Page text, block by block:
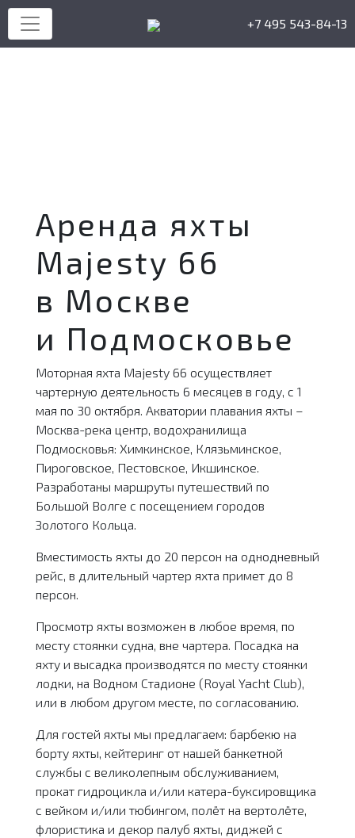
+7 495 543-84-13
Аренда яхты
Majesty 66
в Москве
и Подмосковье
Моторная яхта Majesty 66 осуществляет
чартерную деятельность 6 месяцев в году, с 1
мая по 30 октября. Акватории плавания яхты –
Москва-река центр, водохранилища
Подмосковья: Химкинское, Клязьминское,
Пироговское, Пестовское, Икшинское.
Разработаны маршруты путешествий по
Большой Волге с посещением городов
Золотого Кольца.
Вместимость яхты до 20 персон на однодневный
рейс, в длительный чартер яхта примет до 8
персон.
Просмотр яхты возможен в любое время, по
месту стоянки судна, вне чартера. Посадка на
яхту и высадка производятся по месту стоянки
лодки, на Водном Стадионе (Royal Yacht Club),
или в любом другом месте, по согласованию.
Для гостей яхты мы предлагаем: барбекю на
борту яхты, кейтеринг от нашей банкетной
службы с великолепным обслуживанием,
прокат гидроцикла и/или катера-буксировщика
с вейком и/или тюбингом, полёт на вертолёте,
флористика и декор палуб яхты, диджей с